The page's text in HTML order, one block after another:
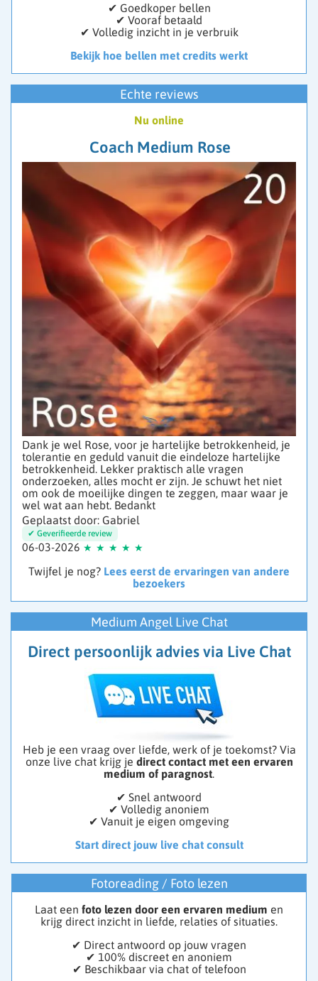
✔ Goedkoper bellen
✔ Vooraf betaald
✔ Volledig inzicht in je verbruik
Bekijk hoe bellen met credits werkt
Echte reviews
Nu online
Coach Medium Rose
Dank je wel Rose, voor je hartelijke betrokkenheid, je
tolerantie en geduld vanuit die eindeloze hartelijke
betrokkenheid. Lekker praktisch alle vragen
onderzoeken, alles mocht er zijn. Je schuwt het niet
om ook de moeilijke dingen te zeggen, maar waar je
wel wat aan hebt. Bedankt
Geplaatst door: Gabriel
06-03-2026
Twijfel je nog? Lees eerst de ervaringen van andere
bezoekers
Medium Angel Live Chat
Direct persoonlijk advies via Live Chat
Heb je een vraag over liefde, werk of je toekomst? Via
onze live chat krijg je direct contact met een ervaren
medium of paragnost.
✔ Snel antwoord
✔ Volledig anoniem
✔ Vanuit je eigen omgeving
Start direct jouw live chat consult
Fotoreading / Foto lezen
Laat een foto lezen door een ervaren medium en
krijg direct inzicht in liefde, relaties of situaties.
✔ Direct antwoord op jouw vragen
✔ 100% discreet en anoniem
✔ Beschikbaar via chat of telefoon